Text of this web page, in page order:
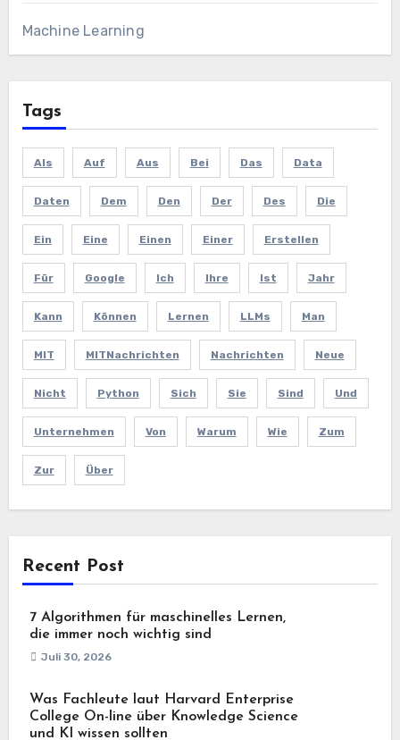
Machine Learning
Tags
Als Auf Aus Bei Das Data
Daten Dem Den Der Des Die
Ein Eine Einen Einer Erstellen
Für Google Ich Ihre Ist Jahr
Kann Können Lernen LLMs Man
MIT MITNachrichten Nachrichten Neue
Nicht Python Sich Sie Sind Und
Unternehmen Von Warum Wie Zum
Zur Über
Recent Post
7 Algorithmen für maschinelles Lernen,
die immer noch wichtig sind
Juli 30, 2026
Was Fachleute laut Harvard Enterprise
College On-line über Knowledge Science
und KI wissen sollten